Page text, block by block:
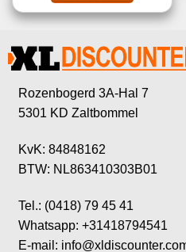
Rozenbogerd 3A-Hal 7
5301 KD Zaltbommel
KvK: 84848162
BTW: NL863410303B01
Tel.: (0418) 79 45 41
Whatsapp: +31418794541
E-mail: